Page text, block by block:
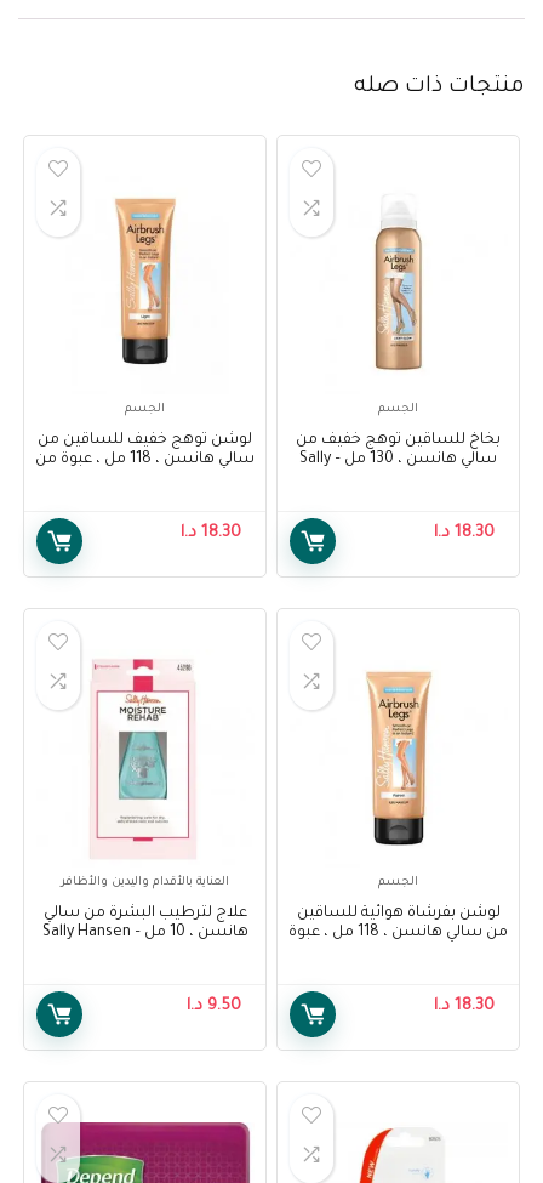
منتجات ذات صله
الجسم
بخاخ للساقين توهج خفيف من
سالي هانسن ، 130 مل – Sally
18.30 د.ا
الجسم
لوشن توهج خفيف للساقين من
سالي هانسن ، 118 مل ، عبوة من
18.30 د.ا
الجسم
لوشن بفرشاة هوائية للساقين
من سالي هانسن ، 118 مل ، عبوة
Lotion, 118 ml, Pack Of 1
18.30 د.ا
العناية بالأقدام واليدين والأظافر
علاج لترطيب البشرة من سالي
هانسن ، 10 مل – Sally Hansen
9.50 د.ا